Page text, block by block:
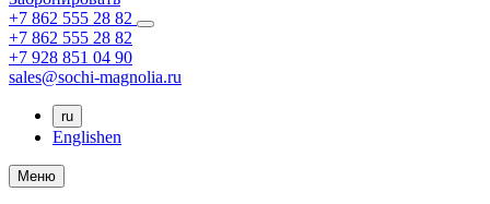
+7 862 555 28 82
+7 862 555 28 82
+7 928 851 04 90
sales@sochi-magnolia.ru
ru
Englishen
Меню